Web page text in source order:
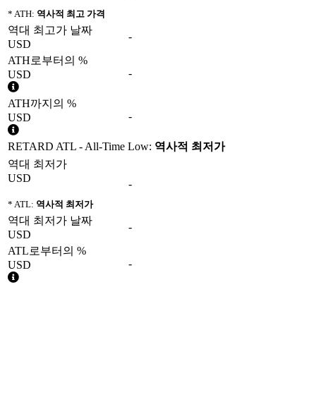
* ATH: 역사적 최고 가격
역대 최고가 날짜
USD
-
ATH로부터의 %
USD
-
ATH까지의 %
USD
-
RETARD ATL - All-Time Low: 역사적 최저가
역대 최저가
USD
* ATL: 역사적 최저가
-
역대 최저가 날짜
USD
-
ATL로부터의 %
USD
-